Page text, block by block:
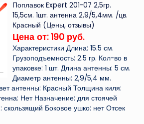
Поплавок Expert 201-07 2,5гр.
15,5см. 1шт. антенна 2,9/5,4мм. /цв.
Красный (Цены, отзывы)
Цена от: 190 руб.
Характеристики Длина: 15.5 см.
Грузоподъемность: 2.5 гр. Кол-во в
упаковке: 1 шт. Длина антенны: 5 см.
Диаметр антенны: 2,9/5,4 мм.
антенны: Красный Толщина киля:
Нет Назначение: для стоячей
Боковое ушко: нет Отсек